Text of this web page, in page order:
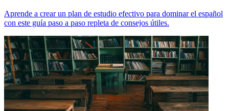
Aprende a crear un plan de estudio efectivo para dominar el español
con este guía paso a paso repleta de consejos útiles.